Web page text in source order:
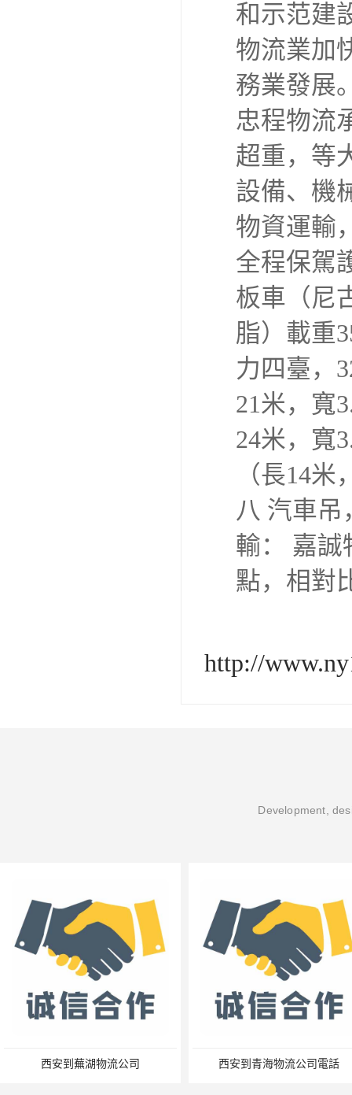
和示范建
物流業加
務業發展
忠程物流
超重，等
設備、機
物資運輸
全程保駕
板車（尼
脂）載重
力四臺，
21米，寬
24米，寬
（長14
八 汽車吊
輸： 嘉誠
點，相對
http://
Development,
西安到蕪湖物流公司 西安到青海物流公司電話